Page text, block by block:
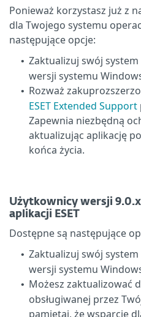
Ponieważ korzystasz już z
dla Twojego systemu
następujące opcje:
• Zaktualizuj swój
wersji systemu
• Rozważ
ESET Extended Support
Zapewnia niezbędną
aktualizując aplikację
końca życia.
Użytkownicy wersji
aplikacji ESET
Dostępne są następujące
• Zaktualizuj swój
wersji systemu
• Możesz zaktualizować
obsługiwanej przez
pamiętaj, że wsparcie